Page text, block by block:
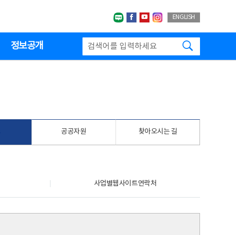
네이버블로그
페이스북
유투브인스타그랩
ENGLISH
정보공개
공공자원 찾아오시는 길
사업별웹사이트연락처